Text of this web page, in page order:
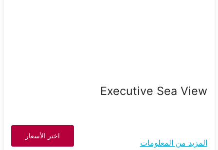
Executive Sea View
المزيد من المعلومات
اختر الأسعار